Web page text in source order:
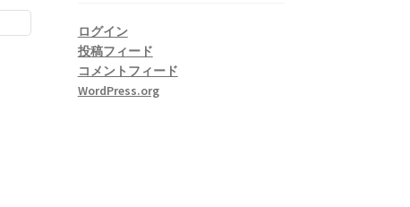
ログイン
投稿フィード
コメントフィード
WordPress.org